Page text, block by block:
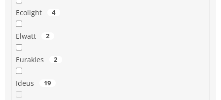
Ecolight 4
Elwatt 2
Eurakles 2
Ideus 19